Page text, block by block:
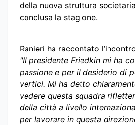
della nuova struttura
conclusa la stagione.
Ranieri ha raccontato
"Il presidente Friedkin mi ha
passione e per il desiderio di
vertici. Mi ha detto
vedere questa squadra
della città a livello
per lavorare in questa